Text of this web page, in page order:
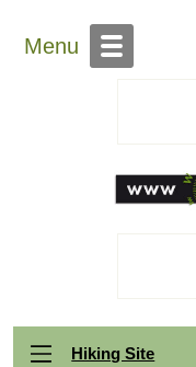
Menu
Hiking Site